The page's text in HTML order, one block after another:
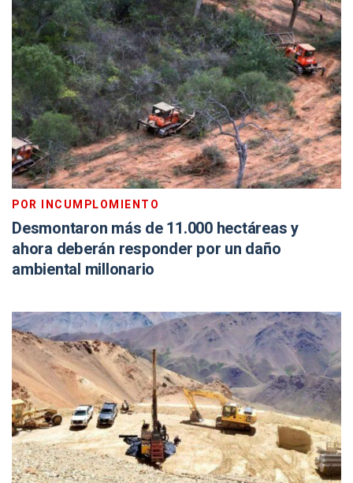
POR INCUMPLOMIENTO
Desmontaron más de 11.000 hectáreas y
ahora deberán responder por un daño
ambiental millonario